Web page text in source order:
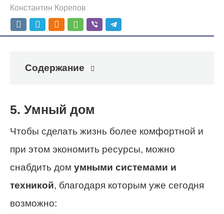
Константин Корепов
Содержание
5. Умный дом
Чтобы сделать жизнь более комфортной и
при этом экономить ресурсы, можно
снабдить дом умными системами и
техникой, благодаря которым уже сегодня
возможно: